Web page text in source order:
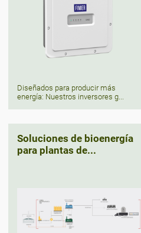
Diseñados para producir más
energía: Nuestros inversores g...
Soluciones de bioenergía
para plantas de...